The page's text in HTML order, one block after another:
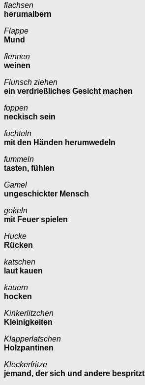
flachsen
herumalbern
Flappe
Mund
flennen
weinen
Flunsch ziehen
ein verdrießliches Gesicht machen
foppen
neckisch sein
fuchteln
mit den Händen herumwedeln
fummeln
tasten, fühlen
Gamel
ungeschickter Mensch
gokeln
mit Feuer spielen
Hucke
Rücken
katschen
laut kauen
kauern
hocken
Kinkerlitzchen
Kleinigkeiten
Klapperlatschen
Holzpantinen
Kleckerfritze
jemand, der sich und andere bespritzt